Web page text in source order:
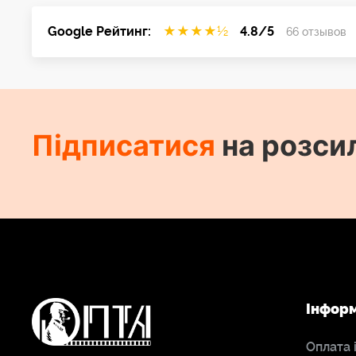
Google Рейтинг: ★ ★ ★ ★½ 4.8/5 66 отзывов
Підписатися на
Оплата